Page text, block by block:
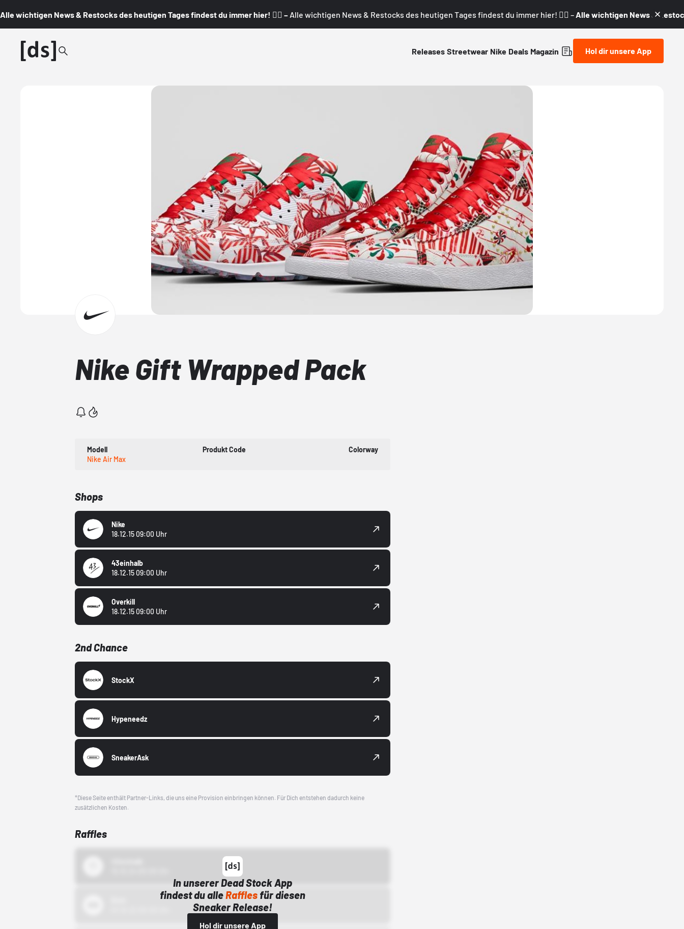
Alle wichtigen News & Restocks des heutigen Tages findest du immer hier! 👇🏼 – Alle wichtigen News & Restocks des heutigen Tages findest du immer hier! 👇🏼 – Alle wichtigen News &
Releases Streetwear Nike Deals Magazin Hol dir unsere App
Nike Gift Wrapped Pack
Modell
Nike Air Max
Produkt Code Colorway
Shops
Nike
18.12.15 09:00 Uhr
43einhalb
18.12.15 09:00 Uhr
Overkill
18.12.15 09:00 Uhr
2nd Chance
StockX
Hypeneedz
SneakerAsk
*Diese Seite enthält Partner-Links, die uns eine Provision einbringen können. Für Dich entstehen dadurch keine
zusätzlichen Kosten.
Raffles
In unserer Dead Stock App
findest du alleRaffles für diesen
Sneaker Release!
Hol dir unsere App